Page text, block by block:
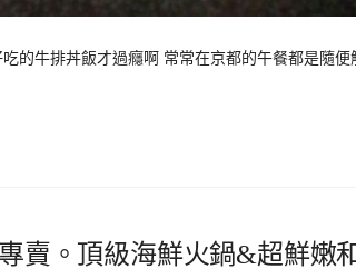
的牛排丼飯才過癮啊 常常在京都的午餐都是隨
賣。頂級海鮮火鍋&超鮮嫩